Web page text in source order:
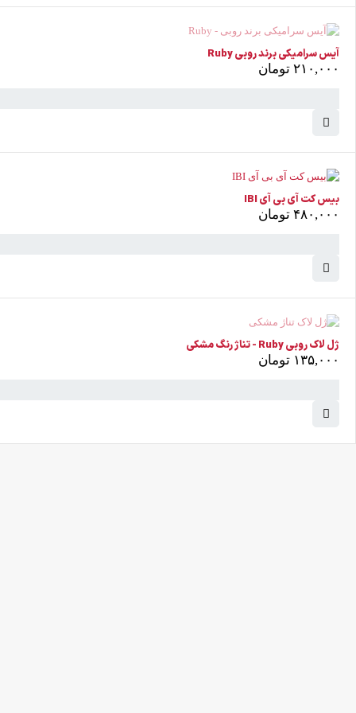
آیس سرامیکی برند روبی Ruby
۲۱۰,۰۰۰ تومان
بیس کت آی بی آی IBI
۴۸۰,۰۰۰ تومان
ناموجود
ژل لاک روبی Ruby - تناژ رنگ مشکی
۱۳۵,۰۰۰ تومان